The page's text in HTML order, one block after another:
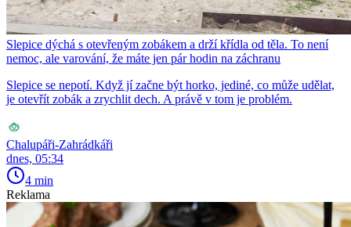
Slepice dýchá s otevřeným zobákem a drží křídla od těla. To není
nemoc, ale varování, že máte jen pár hodin na záchranu
Slepice se nepotí. Když jí začne být horko, jediné, co může udělat,
je otevřít zobák a zrychlit dech. A právě v tom je problém.
Chalupáři-Zahrádkáři
dnes, 05:34
4 min
Reklama